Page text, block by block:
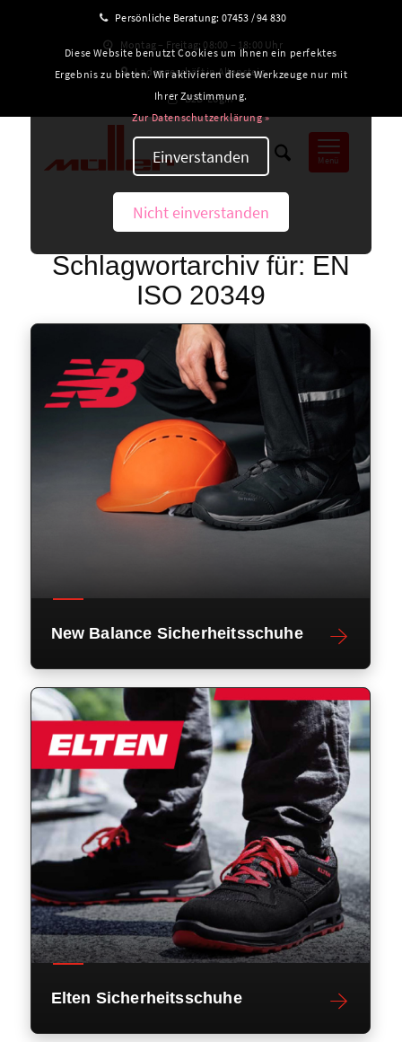
Persönliche Beratung: 07453 / 94 830
Montag – Freitag: 08:00 – 18:00 Uhr
Ladengeschäft in Altensteig
B2B-Login
Menü
Schlagwortarchiv für: EN
ISO 20349
New Balance Sicherheitsschuhe
Elten Sicherheitsschuhe
Diese Website benutzt Cookies um Ihnen ein perfektes
Ergebnis zu bieten. Wir aktivieren diese Werkzeuge nur mit
Ihrer Zustimmung.
Zur Datenschutzerklärung »
Einverstanden
Nicht einverstanden